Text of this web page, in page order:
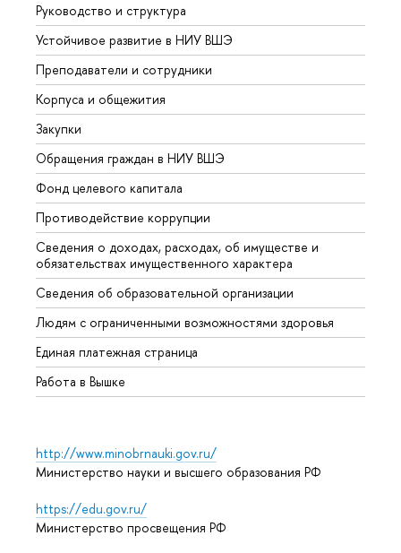
Руководство и структура
Устойчивое развитие в НИУ ВШЭ
Преподаватели и сотрудники
Корпуса и общежития
Закупки
Обращения граждан в НИУ ВШЭ
Фонд целевого капитала
Противодействие коррупции
Сведения о доходах, расходах, об имуществе и
обязательствах имущественного характера
Сведения об образовательной организации
Людям с ограниченными возможностями здоровья
Единая платежная страница
Работа в Вышке
http://www.minobrnauki.gov.ru/
Министерство науки и высшего образования РФ
https://edu.gov.ru/
Министерство просвещения РФ